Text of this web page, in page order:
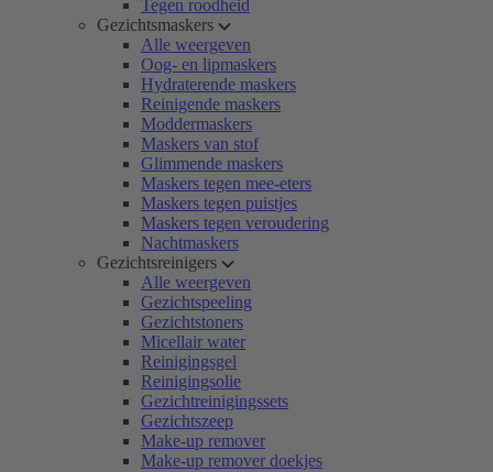
Tegen roodheid
Gezichtsmaskers
Alle weergeven
Oog- en lipmaskers
Hydraterende maskers
Reinigende maskers
Moddermaskers
Maskers van stof
Glimmende maskers
Maskers tegen mee-eters
Maskers tegen puistjes
Maskers tegen veroudering
Nachtmaskers
Gezichtsreinigers
Alle weergeven
Gezichtspeeling
Gezichtstoners
Micellair water
Reinigingsgel
Reinigingsolie
Gezichtreinigingssets
Gezichtszeep
Make-up remover
Make-up remover doekjes